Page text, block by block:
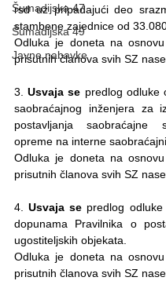
Šumadijska 47
Šumadijska 49
Javne nabavke
rsd uz pripadajući deo
stambene zajednice od
Odluka je doneta na osnovu
prisutnih članova svih SZ
3. Usvaja se predlog odluke
saobraćajnog inženjera za
postavljanja saobraćajne
opreme na interne
Odluka je doneta na osnovu
prisutnih članova svih SZ
4. Usvaja se predlog
dopunama Pravilnika o
ugostiteljskih objekata.
Odluka je doneta na osnovu
prisutnih članova svih SZ